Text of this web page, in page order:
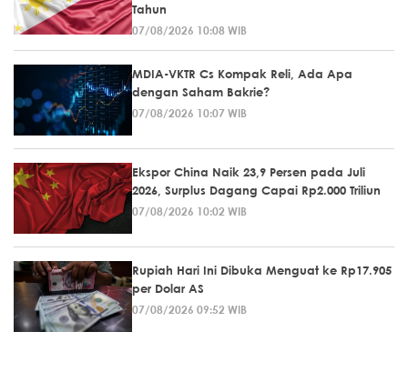
Tahun
07/08/2026 10:08 WIB
MDIA-VKTR Cs Kompak Reli, Ada Apa
dengan Saham Bakrie?
07/08/2026 10:07 WIB
Ekspor China Naik 23,9 Persen pada Juli
2026, Surplus Dagang Capai Rp2.000 Triliun
07/08/2026 10:02 WIB
Rupiah Hari Ini Dibuka Menguat ke Rp17.905
per Dolar AS
07/08/2026 09:52 WIB